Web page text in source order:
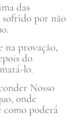
das
sofrido por não
na provação,
do
lo.
Nosso
onde
como poderá